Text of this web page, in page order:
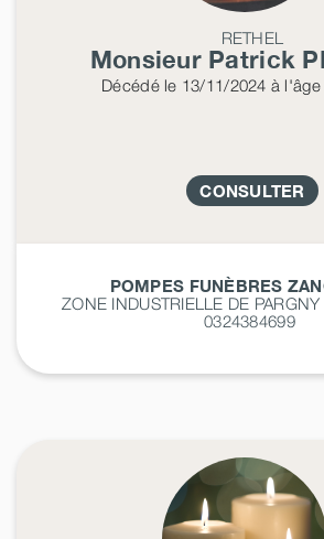
RETHEL
Monsieur Patrick
Décédéle 13/11/2024 à l'âge
CONSULTER
POMPES FUNÈBRES
ZONE INDUSTRIELLE DE
0324384699